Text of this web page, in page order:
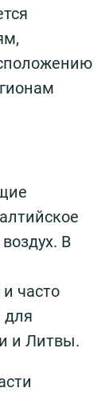
В
часто
для
и Литвы.